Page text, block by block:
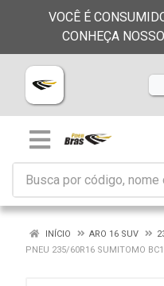
VOCÊ É
CONHEÇA
INÍCIO ARO 16 SUV
PNEU 235/60R16 SUMITOMO